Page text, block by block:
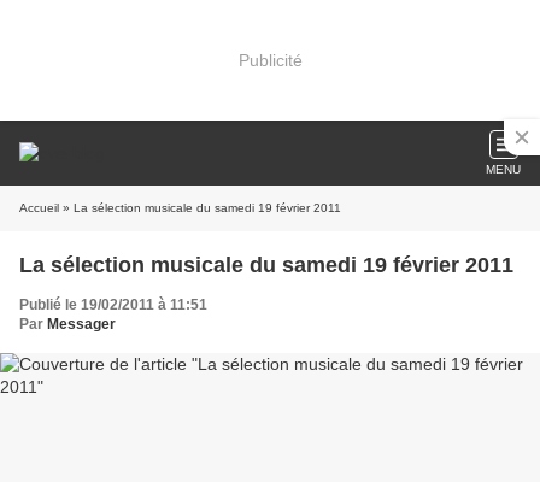
Publicité
MENU
Accueil » La sélection musicale du samedi 19 février 2011
La sélection musicale du samedi 19 février 2011
Publié le 19/02/2011 à 11:51
Par Messager